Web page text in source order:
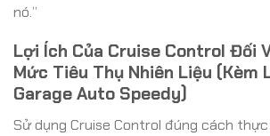
nó.”
Lợi Ích Của Cruise Control Đối
Mức Tiêu Thụ Nhiên Liệu (Kèm
Garage Auto Speedy)
Sử dụng Cruise Control đúng cách